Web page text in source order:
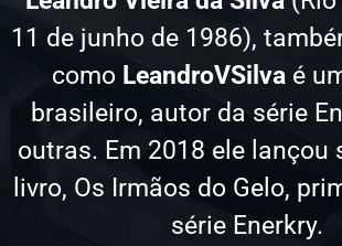
11 de junho de 1986),
como LeandroVSilva é
brasileiro, autor da série
outras. Em 2018 ele lançou
livro, Os Irmãos do Gelo,
série Enerkry.